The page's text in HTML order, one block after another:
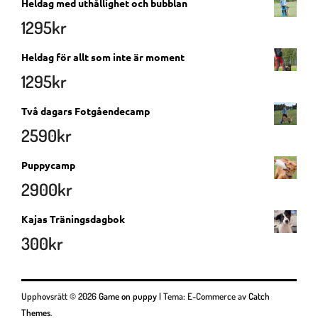
Heldag med uthållighet och bubblan
1295kr
Heldag för allt som inte är moment
1295kr
Två dagars Fotgåendecamp
2590kr
Puppycamp
2900kr
Kajas Träningsdagbok
300kr
Upphovsrätt © 2026Game on puppy|Tema: E-Commerce avCatch
Themes.